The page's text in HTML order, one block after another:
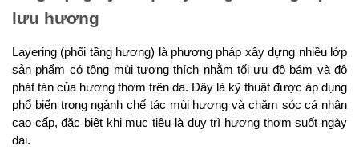
lưu hương
Layering (phối tầng hương) là phương pháp xây dựng nhiều lớp
sản phẩm có tông mùi tương thích nhằm tối ưu độ bám và độ
phát tán của hương thơm trên da. Đây là kỹ thuật được áp dụng
phổ biến trong ngành chế tác mùi hương và chăm sóc cá nhân
cao cấp, đặc biệt khi mục tiêu là duy trì hương thơm suốt ngày
dài.